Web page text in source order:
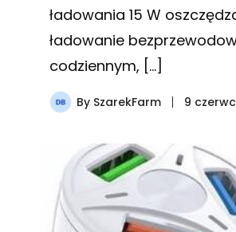
ładowania 15 W
ładowanie
codziennym, […]
By SzarekFarm 9